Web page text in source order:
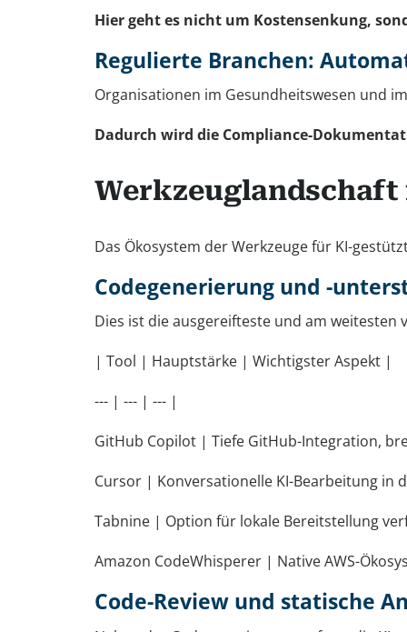
Hier geht es nicht um Kostensenkung,
Regulierte Branchen:
Organisationen im Gesundheitswesen und
Dadurch wird die Compliance-
Das Ökosystem der Werkzeuge für KI-
Codegenerierung und -
Dies ist die ausgereifteste und am
| Tool | Hauptstärke | Wichtigster Aspekt |
--- | --- | --- |
GitHub Copilot | Tiefe GitHub-Integration,
Cursor | Konversationelle KI-Bearbeitung in
Tabnine | Option für lokale Bereitstellung
Amazon CodeWhisperer | Native AWS-
Code-Review und statische